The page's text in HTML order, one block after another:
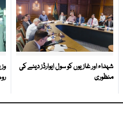
شہداء اور غازیوں کو سول ایوارڈز دینے کی
منظوری